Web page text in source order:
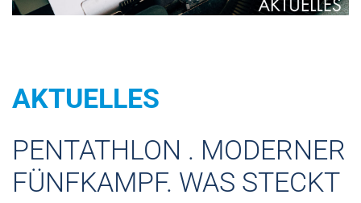
AKTUELLES
PENTATHLON . MODERNER
FÜNFKAMPF. WAS STECKT